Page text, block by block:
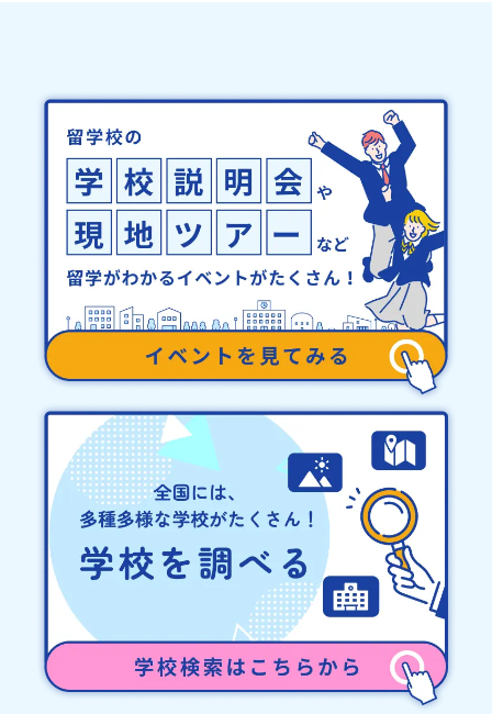
地域留学体験」のプログラム開催情報を公式LINEにて配信中！ぜひ
務局までご連絡ください。・キャンセルポリシーやむを得ない参加
お取り消しの場合、以下のルールに沿って対応させていただきま
す。ご了承ください。プログラム開催日の前日＜8月3日＞から、
【キャンセルのご連絡日：お支払いいただく旅行代金】・21日目に
あたる日以前：無料・20日目-8日目：20％・7日目-2日目：30％・
プログラム開始日の前日：40％・プログラム開始日当日：50％・ご
連絡無しでの不参加またはプログラム開始後の解除：100％・催行中
止について天候などの状況等によって開催を見合わせる可能性があ
ります。その場合は原則、開催日1週間前までにご連絡いたします。
又、最少催行人数に達しなかった場合は、開催日3週間前までに催行
中止の旨をメールにてご連絡いたします。・よくあるご質問その
他、よくあるご質問についてはこちらをご確認ください。運営団体
について＜プログラム主催：一般財団法人地域・教育魅力化プラッ
トフォーム＞「意志ある若者にあふれる持続可能な地域・社会をつ
くる」というビジョンを掲げ、2017年3月に島根県に設立した教育
事業団体です。日本全国約200の高校と連携しながら、中学卒業後に
地域の枠を越えて生徒一人ひとりの夢や価値観に合った地域・学校
で1〜3年間過ごすことができるシステム「地域みらい留学」をはじ
めとした、教育事業や地域活性モデルをつくり続けています。名
称：一般財団法人地域・教育魅力化プラットフォーム設 立：2017
年3月代表者：岩本 悠所在地：〒690-0842 島根県松江市東本町二
丁目25-6 みらいBASE2階 その他所在地公式HP：http://c-
platform.or.jp/お問い合わせ先担当：小川・小原E-mail：
info@miratabi.jp「おためし地域留学体験」のプログラム開催情報
を公式LINEにて配信中！ぜひご登録ください♪地域みらい留学公式